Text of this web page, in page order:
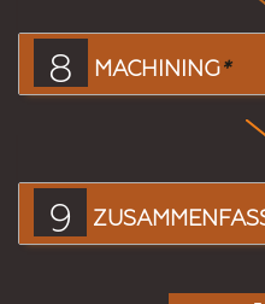
8 MACHINING*
9